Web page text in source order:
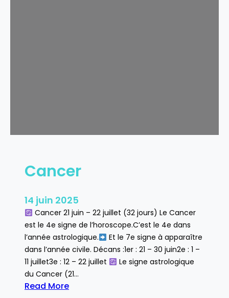
Cancer
14 juin 2025
Cancer 21 juin – 22 juillet (32 jours) Le Cancer
est le 4e signe de l’horoscope.C’est le 4e dans
l’année astrologique.
Et le 7e signe à apparaître
dans l’année civile. Décans :1er : 21 – 30 juin2e : 1 –
11 juillet3e : 12 – 22 juillet
Le signe astrologique
du Cancer (21…
Read More